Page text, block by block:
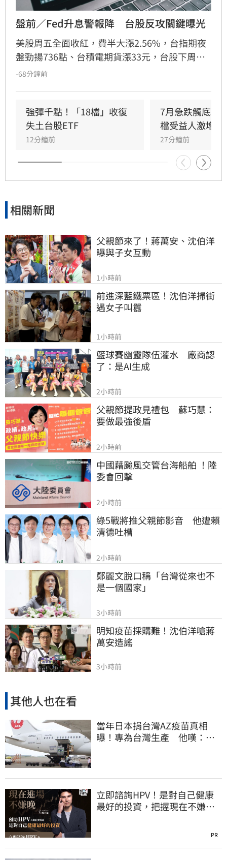
盤前／Fed升息警報降　台股反攻關鍵曝光
美股周五全面收紅，費半大漲2.56%，台指期夜
盤勁揚736點、台積電期貨漲33元，台股下周一
（10日）反攻氣勢升溫。美股4大指數全面收
幅0.62%，收7,757.64點，再創歷史新高；那斯
達克指數勁揚351.21點、漲幅1.33%，收
26,690.62點；費城半導體指數表現最強，大漲
308.1點、漲幅2.56%，收12,356.79點，科技及
半導體股重新成為多頭主力。
-68分鐘前
強彈千點！「18檔」收復
失土台股ETF
12分鐘前
7月急跌觸底　
檔受益人激增！
27分鐘前
相關新聞
父親節來了！蔣萬安、沈伯洋
曝與子女互動
1小時前
前進深藍鐵票區！沈伯洋掃街
遇女子叫囂
1小時前
籃球賽幽靈隊伍灌水　廠商認
了：是AI生成
2小時前
父親節提政見禮包　蘇巧慧：
要做最強後盾
2小時前
中國藉颱風交管台海船舶 ！陸
委會回擊
2小時前
綠5戰將推父親節影音　他遭賴
清德吐槽
2小時前
鄭麗文脫口稱「台灣從來也不
是一個國家」
3小時前
明知疫苗採購難！沈伯洋嗆蔣
萬安造謠
3小時前
其他人也在看
當年日本捐台灣AZ疫苗真相
曝！專為台灣生產 他嘆：藍
立即諮詢HPV！是對自己健康
最好的投資，把握現在不嫌
PR